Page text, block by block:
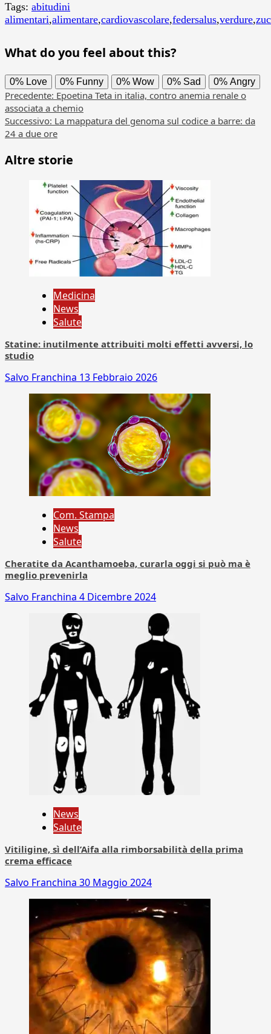
Tags: abitudini
alimentari,alimentare,cardiovascolare,federsalus,verdure,
What do you feel about this?
0% Love 0% Funny 0% Wow 0% Sad 0% Angry
Navigazione
articolo
Precedente: Epoetina Teta in italia, contro anemia renale o
associata a chemio
Successivo: La mappatura del genoma sul codice a barre: da
24 a due ore
Altre storie
Medicina
News
Salute
Statine: inutilmente attribuiti molti effetti avversi, lo
studio
Salvo Franchina 13 Febbraio 2026
Com. Stampa
News
Salute
Cheratite da Acanthamoeba, curarla oggi si può ma è
meglio prevenirla
Salvo Franchina 4 Dicembre 2024
News
Salute
Vitiligine, sì dell’Aifa alla rimborsabilità della prima
crema efficace
Salvo Franchina 30 Maggio 2024